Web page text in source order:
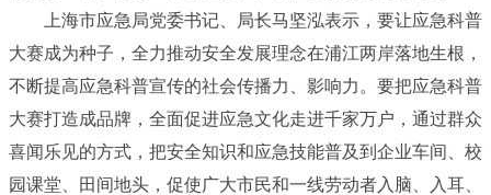
上海市应急局党委书记、局长马坚泓表示，要让应急科普
大赛成为种子，全力推动安全发展理念在浦江两岸落地生根，
不断提高应急科普宣传的社会传播力、影响力。要把应急科普
大赛打造成品牌，全面促进应急文化走进千家万户，通过群众
喜闻乐见的方式，把安全知识和应急技能普及到企业车间、校
园课堂、田间地头，促使广大市民和一线劳动者入脑、入耳、